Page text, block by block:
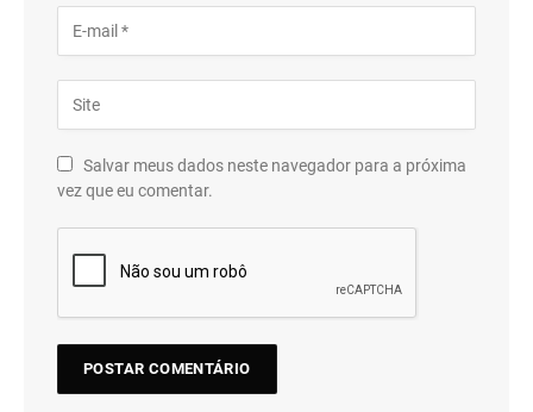
Salvar meus dados neste navegador para a próxima
vez que eu comentar.